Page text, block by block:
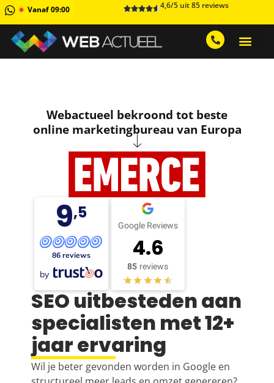
Vanaf 09:00 4,6/5 uit 85 reviews
SEO uitbesteden aan
specialisten met 12+
jaar ervaring
Wil je beter gevonden worden in Google en
Webactueel bekroond tot beste
online marketingbureau van Europa
9,5
86 reviews
by
Google Reviews
4.6
85 reviews